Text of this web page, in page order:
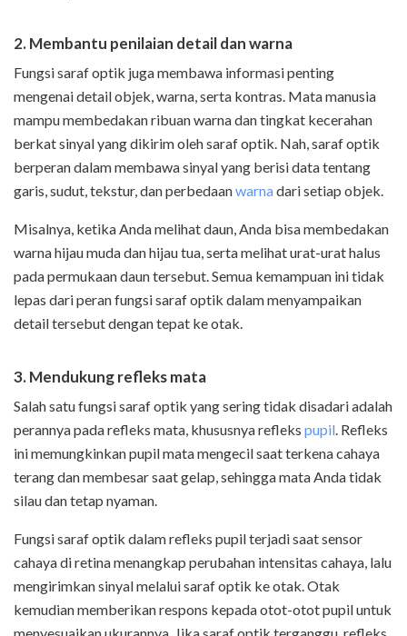
2. Membantu penilaian detail dan warna
Fungsi saraf optik juga membawa informasi penting
mengenai detail objek, warna, serta kontras. Mata manusia
mampu membedakan ribuan warna dan tingkat kecerahan
berkat sinyal yang dikirim oleh saraf optik. Nah, saraf optik
berperan dalam membawa sinyal yang berisi data tentang
garis, sudut, tekstur, dan perbedaanwarnadari setiap objek.
Misalnya, ketika Anda melihat daun, Anda bisa membedakan
warna hijau muda dan hijau tua, serta melihat urat-urat halus
pada permukaan daun tersebut. Semua kemampuan ini tidak
lepas dari peran fungsi saraf optik dalam menyampaikan
detail tersebut dengan tepat ke otak.
3. Mendukung refleks mata
Salah satu fungsi saraf optik yang sering tidak disadari adalah
perannya pada refleks mata, khususnya refleks pupil. Refleks
ini memungkinkan pupil mata mengecil saat terkena cahaya
terang dan membesar saat gelap, sehingga mata Anda tidak
silau dan tetap nyaman.
Fungsi saraf optik dalam refleks pupil terjadi saat sensor
cahaya di retina menangkap perubahan intensitas cahaya, lalu
mengirimkan sinyal melalui saraf optik ke otak. Otak
kemudian memberikan respons kepada otot-otot pupil untuk